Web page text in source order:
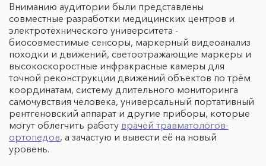
Вниманию аудитории были представлены
совместные разработки медицинских центров и
электротехнического университета -
биосовместимые сенсоры, маркерный видеоанализ
походки и движений, светоотражающие маркеры и
высокоскоростные инфракрасные камеры для
точной реконструкции движений объектов по трём
координатам, систему длительного мониторинга
самочувствия человека, универсальный портативный
рентгеновский аппарат и другие приборы, которые
могут облегчить работу врачей травматологов-
ортопедов, а зачастую и вывести её на новый
уровень.